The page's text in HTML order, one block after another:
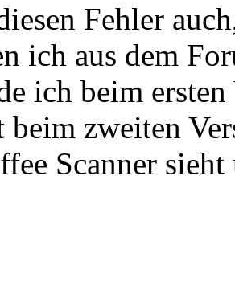
Fehler
ich aus dem
ich beim
beim zweiten
Scanner sieht